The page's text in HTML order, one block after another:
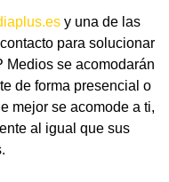
y una de las
para solucionar
Medios se acomodarán
de forma presencial o
mejor se acomode a ti,
al igual que sus